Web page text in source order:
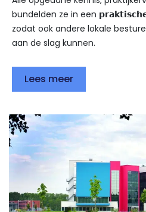
bundelden ze in een
zodat ook andere lokale
aan de slag kunnen.
Lees meer